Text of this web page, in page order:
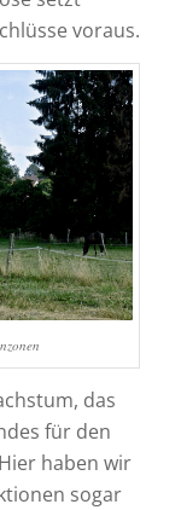
voraus.
das
für den
haben wir
sogar